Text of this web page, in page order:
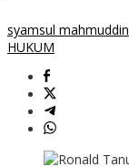
syamsul mahmuddin
HUKUM